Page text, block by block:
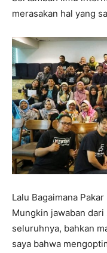
merasakan hal yang
Lalu Bagaimana
Mungkin jawaban
seluruhnya, bahkan
saya bahwa